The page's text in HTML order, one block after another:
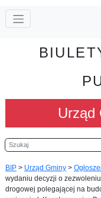
Urząd
Szukaj
BIP > Urząd Gminy >
wydaniu decyzji o
drogowej polegającej na